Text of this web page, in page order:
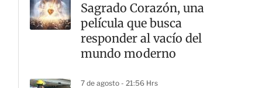
Sagrado Corazón, una
película que busca
responder al vacío del
mundo moderno
7 de agosto - 21:56 Hrs